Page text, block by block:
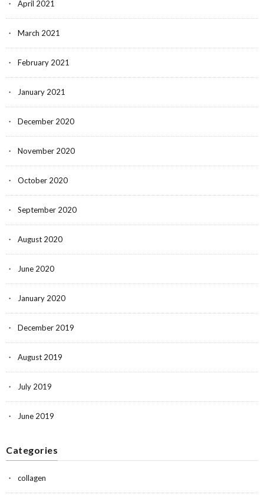
April 2021
March 2021
February 2021
January 2021
December 2020
November 2020
October 2020
September 2020
August 2020
June 2020
January 2020
December 2019
August 2019
July 2019
June 2019
Categories
collagen